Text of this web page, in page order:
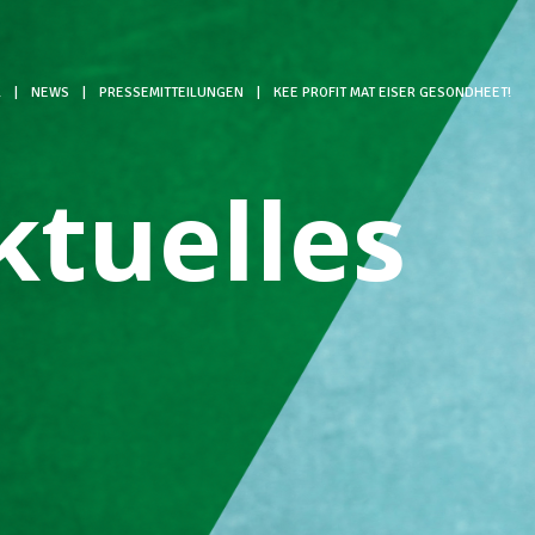
NEWS PRESSEMITTEILUNGEN KEE PROFIT MAT EISER GESONDHEET!